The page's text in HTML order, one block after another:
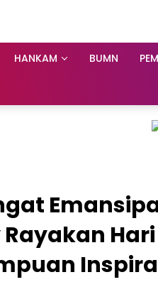
HANKAM BUMN